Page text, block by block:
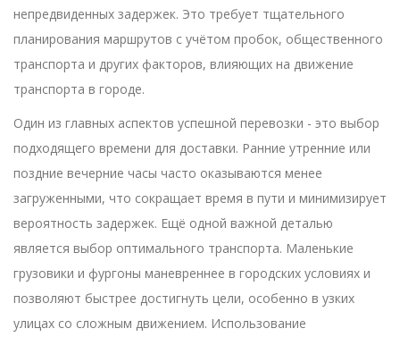
непредвиденных задержек. Это требует тщательного
планирования маршрутов с учётом пробок, общественного
транспорта и других факторов, влияющих на движение
транспорта в городе.
Один из главных аспектов успешной перевозки - это выбор
подходящего времени для доставки. Ранние утренние или
поздние вечерние часы часто оказываются менее
загруженными, что сокращает время в пути и минимизирует
вероятность задержек. Ещё одной важной деталью
является выбор оптимального транспорта. Маленькие
грузовики и фургоны маневреннее в городских условиях и
позволяют быстрее достигнуть цели, особенно в узких
улицах со сложным движением. Использование